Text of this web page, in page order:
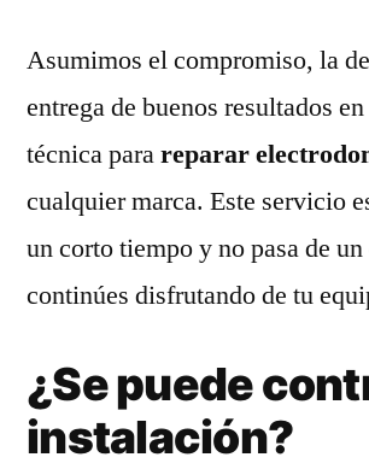
Asumimos el compromiso, la
entrega de buenos resultados
técnica parareparar
cualquier marca. Este servicio
un corto tiempo y no pasa de
continúes disfrutando de tu
¿Se puede
instalación?